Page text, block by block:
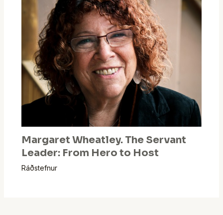
Margaret Wheatley. The Servant
Leader: From Hero to Host
Ráðstefnur